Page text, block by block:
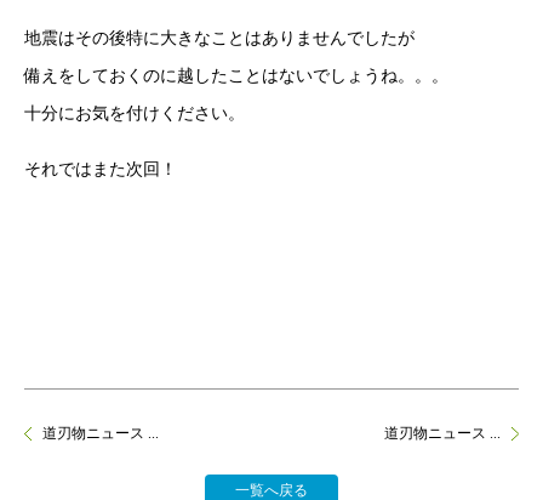
地震はその後特に大きなことはありませんでしたが
備えをしておくのに越したことはないでしょうね。。。
十分にお気を付けください。
それではまた次回！
道刃物ニュース ...
一覧へ戻る
道刃物ニュース ...